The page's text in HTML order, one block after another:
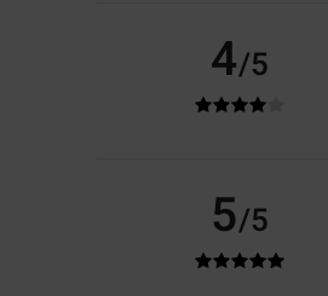
4/5
5/5